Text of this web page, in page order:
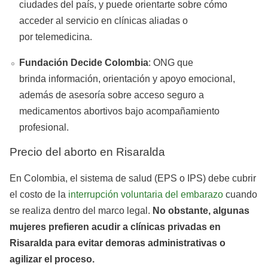
ciudades del país, y puede orientarte sobre cómo
acceder al servicio en clínicas aliadas o
por telemedicina.
Fundación Decide Colombia: ONG que
brinda información, orientación y apoyo emocional,
además de asesoría sobre acceso seguro a
medicamentos abortivos bajo acompañamiento
profesional.
Precio del aborto en Risaralda
En Colombia, el sistema de salud (EPS o IPS) debe cubrir
el costo de la interrupción voluntaria del embarazo cuando
se realiza dentro del marco legal. No obstante, algunas
mujeres prefieren acudir a clínicas privadas en
Risaralda para evitar demoras administrativas o
agilizar el proceso.